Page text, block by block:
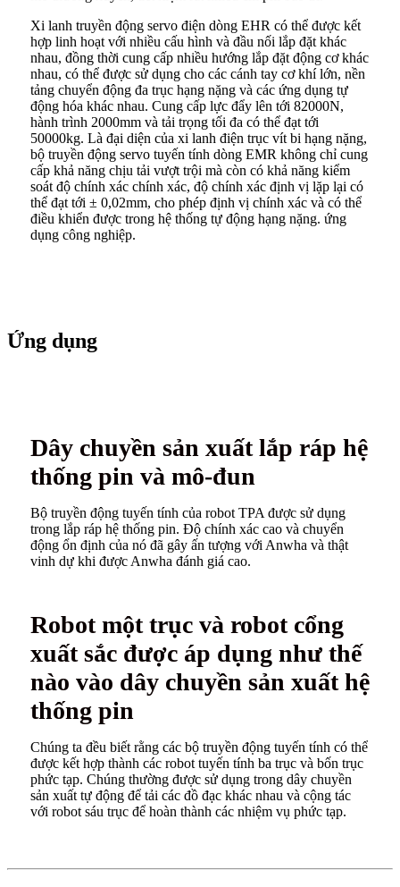
Xi lanh truyền động servo điện dòng EHR có thể được kết
hợp linh hoạt với nhiều cấu hình và đầu nối lắp đặt khác
nhau, đồng thời cung cấp nhiều hướng lắp đặt động cơ khác
nhau, có thể được sử dụng cho các cánh tay cơ khí lớn, nền
tảng chuyển động đa trục hạng nặng và các ứng dụng tự
động hóa khác nhau. Cung cấp lực đẩy lên tới 82000N,
hành trình 2000mm và tải trọng tối đa có thể đạt tới
50000kg. Là đại diện của xi lanh điện trục vít bi hạng nặng,
bộ truyền động servo tuyến tính dòng EMR không chỉ cung
cấp khả năng chịu tải vượt trội mà còn có khả năng kiểm
soát độ chính xác chính xác, độ chính xác định vị lặp lại có
thể đạt tới ± 0,02mm, cho phép định vị chính xác và có thể
điều khiển được trong hệ thống tự động hạng nặng. ứng
dụng công nghiệp.
Ứng dụng
Dây chuyền sản xuất lắp ráp hệ
thống pin và mô-đun
Bộ truyền động tuyến tính của robot TPA được sử dụng
trong lắp ráp hệ thống pin. Độ chính xác cao và chuyển
động ổn định của nó đã gây ấn tượng với Anwha và thật
vinh dự khi được Anwha đánh giá cao.
Robot một trục và robot cổng
xuất sắc được áp dụng như thế
nào vào dây chuyền sản xuất hệ
thống pin
Chúng ta đều biết rằng các bộ truyền động tuyến tính có thể
được kết hợp thành các robot tuyến tính ba trục và bốn trục
phức tạp. Chúng thường được sử dụng trong dây chuyền
sản xuất tự động để tải các đồ đạc khác nhau và cộng tác
với robot sáu trục để hoàn thành các nhiệm vụ phức tạp.